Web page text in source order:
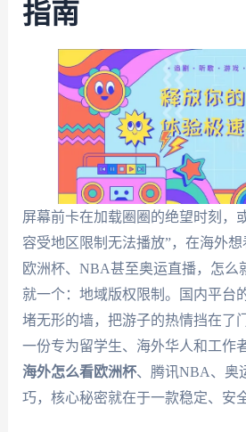
指南
屏幕前卡在加载圈圈的绝望时刻，
容受地区限制无法播放”，在海外
欧洲杯、NBA甚至奥运直播，怎么
就一个：地域版权限制。国内平台
堵无形的墙，把游子的热情挡在了
一份专为留学生、海外华人和工
海外怎么看欧洲杯、腾讯NBA、奥
巧，核心秘密就在于一款稳定、安